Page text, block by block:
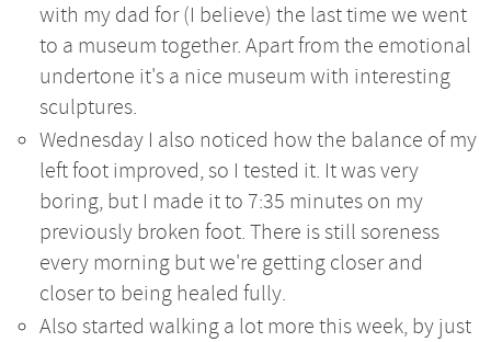
with my dad for (I believe) the last time we went
to a museum together. Apart from the emotional
undertone it's a nice museum with interesting
sculptures.
Wednesday I also noticed how the balance of my
left foot improved, so I tested it. It was very
boring, but I made it to 7:35 minutes on my
previously broken foot. There is still soreness
every morning but we're getting closer and
closer to being healed fully.
Also started walking a lot more this week, by just